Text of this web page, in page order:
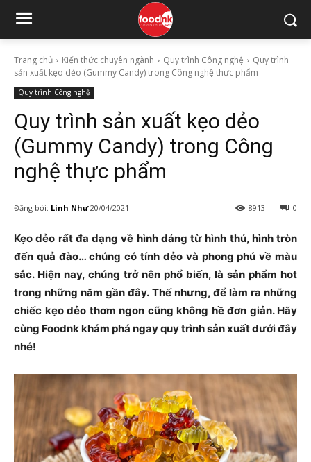
Trang chủ Kiến thức chuyên ngành Quy trình Công nghệ
Quy trình
sản xuất kẹo dẻo (Gummy Candy) trong Công nghệ thực phẩm
Quy trình Công nghệ
Quy trình sản xuất kẹo dẻo
(Gummy Candy) trong Công
nghệ thực phẩm
Đăng bởi: Linh Như 20/04/2021 0
8913
Kẹo dẻo rất đa dạng về hình dáng từ hình thú, hình tròn
đến quả đào… chúng có tính dẻo và phong phú về màu
sắc. Hiện nay, chúng trở nên phổ biến, là sản phẩm hot
trong những năm gần đây. Thế nhưng, để làm ra những
chiếc kẹo dẻo thơm ngon cũng không hề đơn giản. Hãy
cùng Foodnk khám phá ngay quy trình sản xuất dưới đây
nhé!